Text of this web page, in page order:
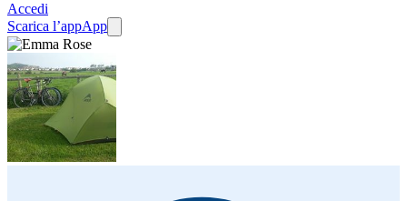
Accedi
Scarica l’appApp